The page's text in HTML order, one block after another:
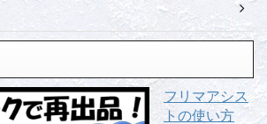
フリマアシス
トの使い方